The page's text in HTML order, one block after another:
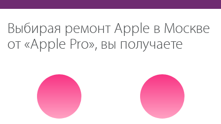
Выбирая ремонт Apple в Москве
от «Apple Pro», вы получаете